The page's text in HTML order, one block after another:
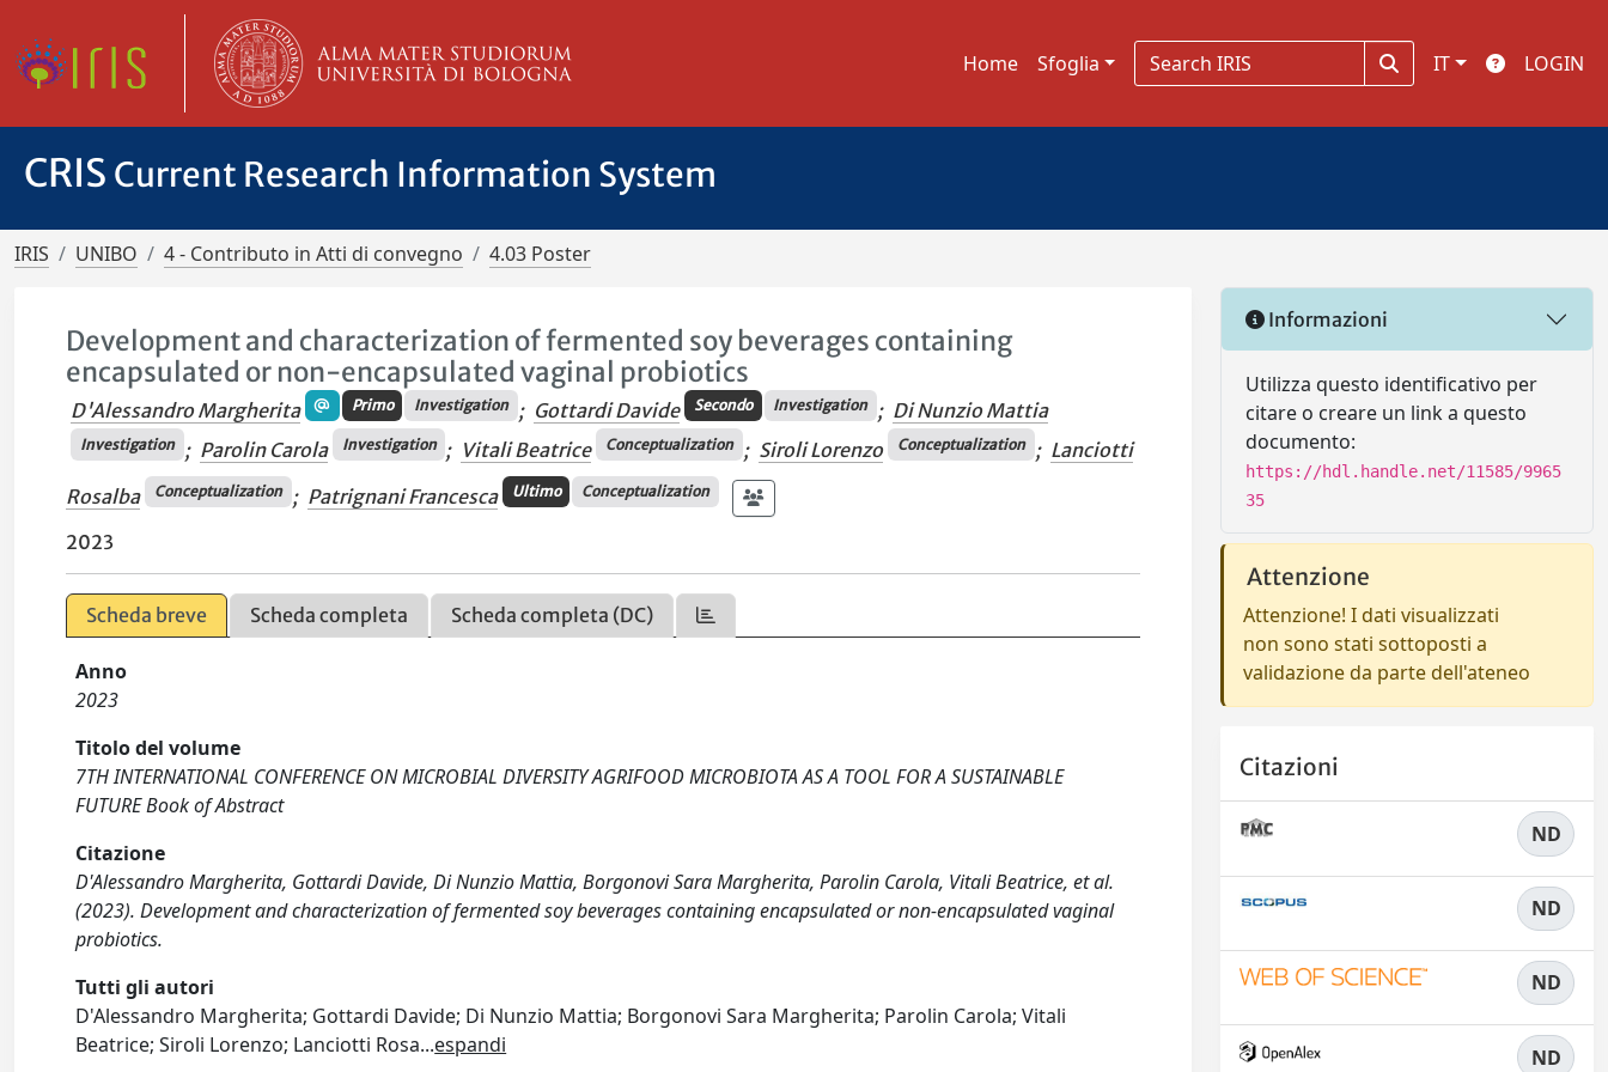
Home Sfoglia IT LOGIN
CRIS Current Research Information System
IRIS UNIBO 4 - Contributo in Atti di convegno 4.03 Poster
Development and characterization of fermented soy beverages containing
encapsulated or non-encapsulated vaginal probiotics
D'Alessandro Margherita Primo Investigation ; Gottardi Davide Secondo Investigation ; Di Nunzio Mattia
Investigation ; Parolin Carola Investigation ; Vitali Beatrice Conceptualization ; Siroli Lorenzo Conceptualization ; Lanciotti
Rosalba
Conceptualization ; Patrignani Francesca Ultimo Conceptualization
2023
Scheda breve Scheda completa Scheda completa (DC)
Anno
2023
Titolo del volume
7TH INTERNATIONAL CONFERENCE ON MICROBIAL DIVERSITY AGRIFOOD MICROBIOTA AS A TOOL FOR A SUSTAINABLE
FUTURE Book of Abstract
Citazione
D'Alessandro Margherita, Gottardi Davide, Di Nunzio Mattia, Borgonovi Sara Margherita, Parolin Carola, Vitali Beatrice, et al.
(2023). Development and characterization of fermented soy beverages containing encapsulated or non-encapsulated vaginal
probiotics.
Tutti gli autori
D'Alessandro Margherita; Gottardi Davide; Di Nunzio Mattia; Borgonovi Sara Margherita; Parolin Carola; Vitali
Beatrice; Siroli Lorenzo; Lanciotti Rosa...espandi
Informazioni
Utilizza questo identificativo per
citare o creare un link a questo
documento:
https://hdl.handle.net/11585/9965
35
Attenzione
Attenzione! I dati visualizzati
non sono stati sottoposti a
validazione da parte dell'ateneo
Citazioni
ND
ND
ND
ND